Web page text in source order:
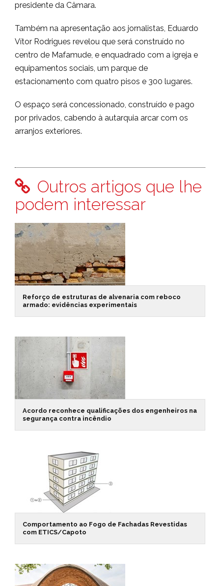
presidente da Câmara.
Também na apresentação aos jornalistas, Eduardo
Vítor Rodrigues revelou que será construído no
centro de Mafamude, e enquadrado com a igreja e
equipamentos sociais, um parque de
estacionamento com quatro pisos e 300 lugares.
O espaço será concessionado, construído e pago
por privados, cabendo à autarquia arcar com os
arranjos exteriores.
Outros artigos que lhe
podem interessar
Reforço de estruturas de alvenaria com reboco
armado: evidências experimentais
Acordo reconhece qualificações dos engenheiros na
segurança contra incêndio
Comportamento ao Fogo de Fachadas Revestidas
com ETICS/Capoto